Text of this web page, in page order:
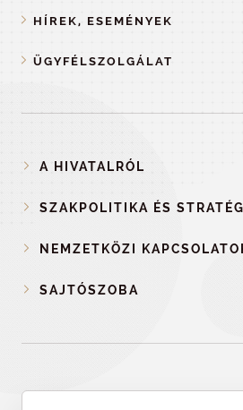
HÍREK, ESEMÉNYEK
ÜGYFÉLSZOLGÁLAT
A HIVATALRÓL
SZAKPOLITIKA ÉS
NEMZETKÖZI
SAJTÓSZOBA